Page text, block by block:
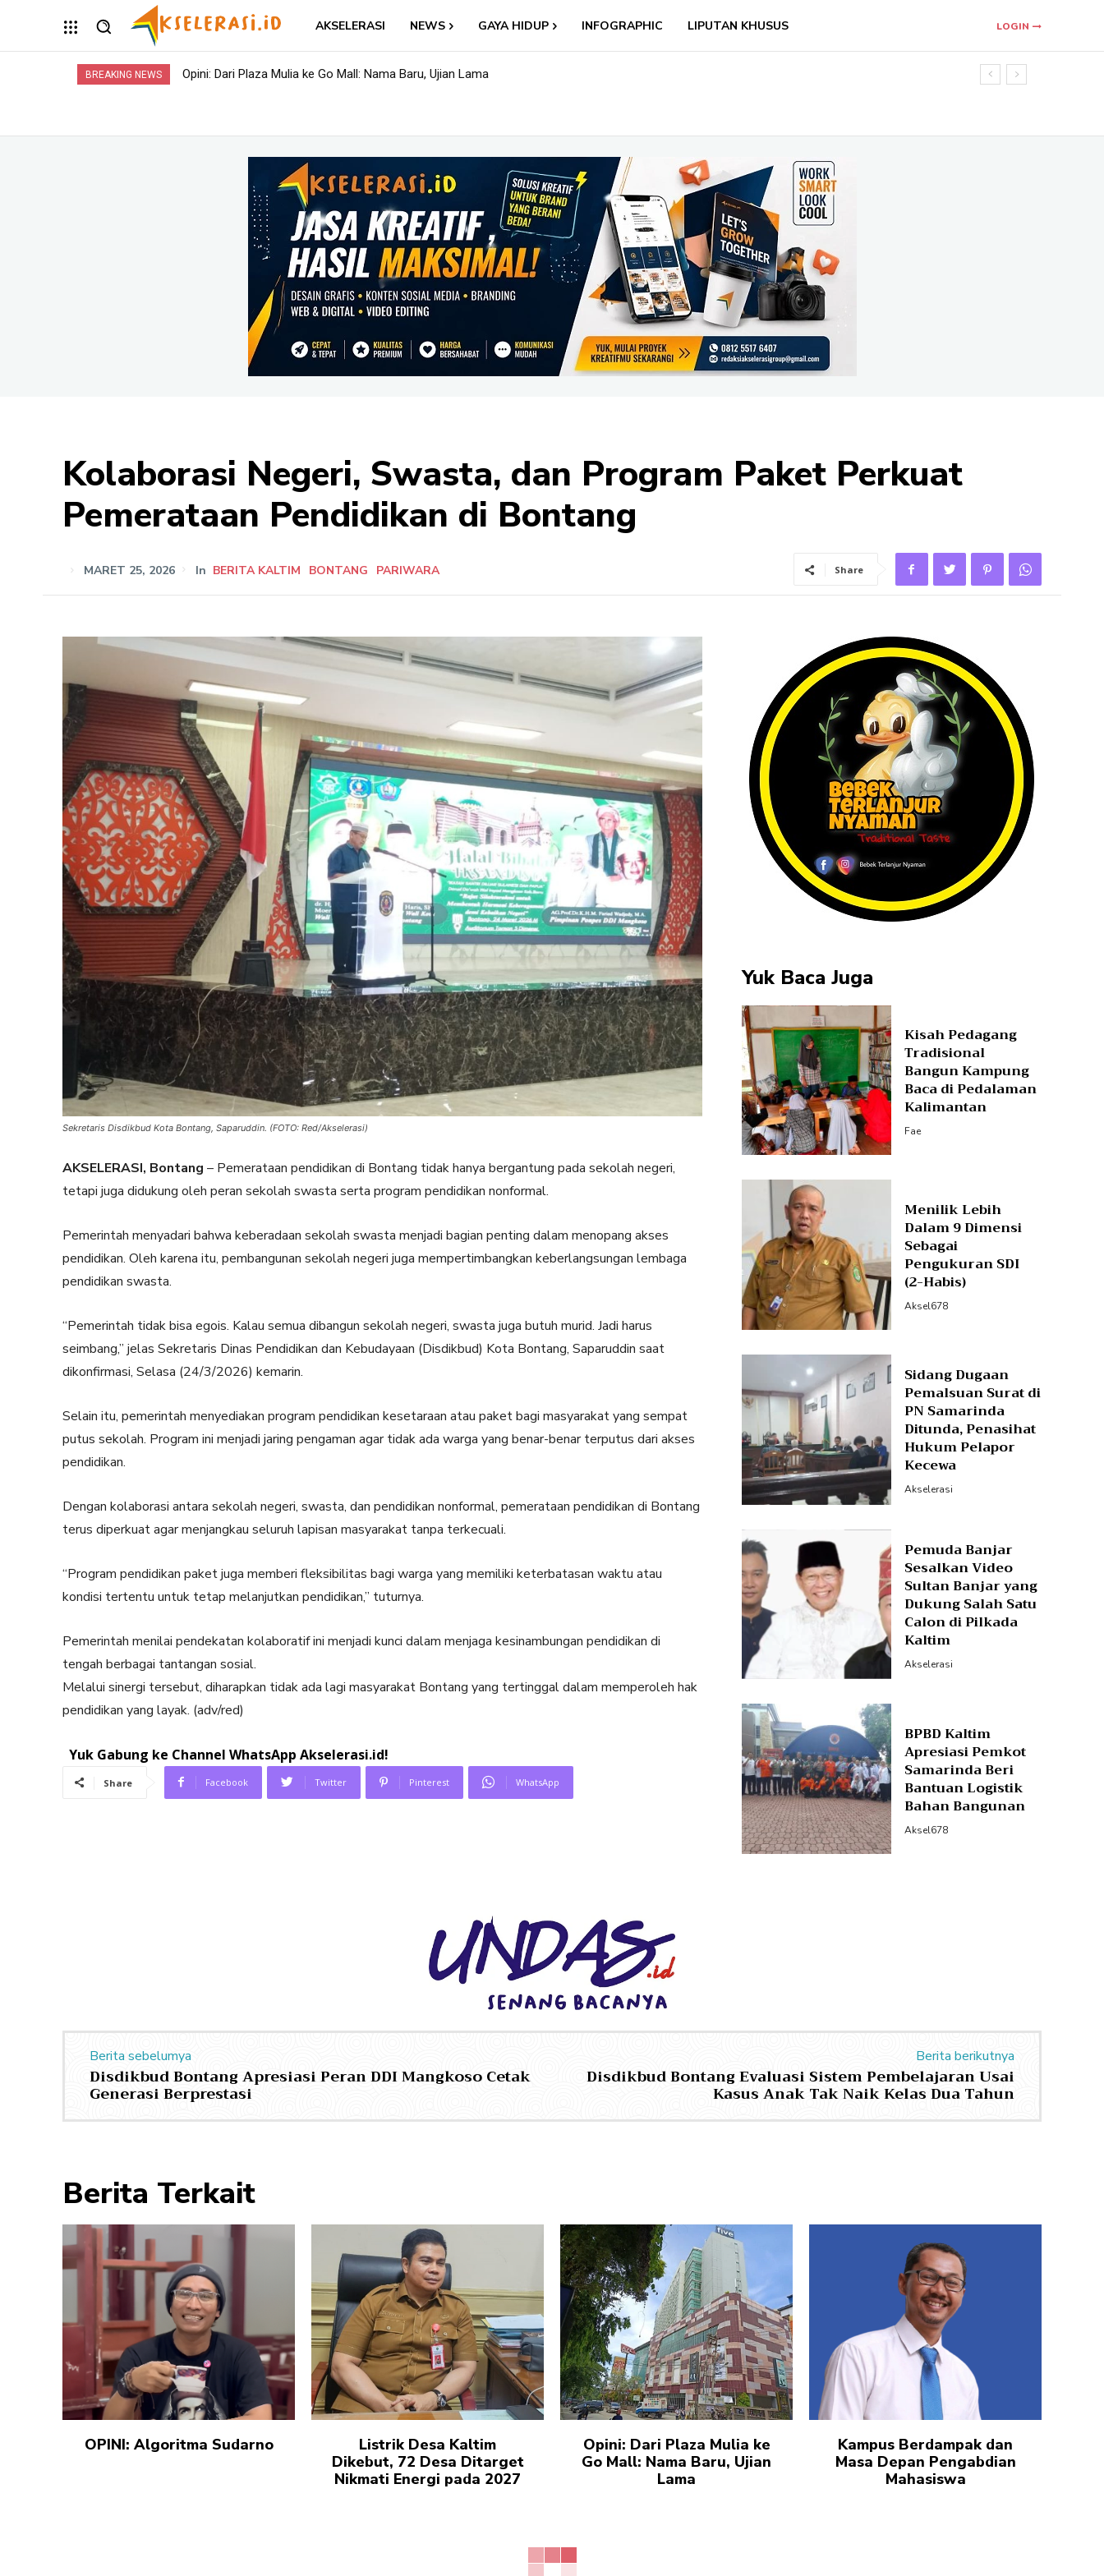
AKSELERASI NEWS GAYA HIDUP INFOGRAPHIC LIPUTAN KHUSUS LOGIN
BREAKING NEWS Opini: Dari Plaza Mulia ke Go Mall: Nama Baru, Ujian Lama
Kolaborasi Negeri, Swasta, dan Program Paket Perkuat
Pemerataan Pendidikan di Bontang
MARET 25, 2026 In BERITA KALTIM BONTANG PARIWARA Share
Sekretaris Disdikbud Kota Bontang, Saparuddin. (FOTO: Red/Akselerasi)
AKSELERASI, Bontang – Pemerataan pendidikan di Bontang tidak hanya bergantung pada sekolah negeri,
tetapi juga didukung oleh peran sekolah swasta serta program pendidikan nonformal.
Pemerintah menyadari bahwa keberadaan sekolah swasta menjadi bagian penting dalam menopang akses
pendidikan. Oleh karena itu, pembangunan sekolah negeri juga mempertimbangkan keberlangsungan lembaga
pendidikan swasta.
“Pemerintah tidak bisa egois. Kalau semua dibangun sekolah negeri, swasta juga butuh murid. Jadi harus
seimbang,” jelas Sekretaris Dinas Pendidikan dan Kebudayaan (Disdikbud) Kota Bontang, Saparuddin saat
dikonfirmasi, Selasa (24/3/2026) kemarin.
Selain itu, pemerintah menyediakan program pendidikan kesetaraan atau paket bagi masyarakat yang sempat
putus sekolah. Program ini menjadi jaring pengaman agar tidak ada warga yang benar-benar terputus dari akses
pendidikan.
Dengan kolaborasi antara sekolah negeri, swasta, dan pendidikan nonformal, pemerataan pendidikan di Bontang
terus diperkuat agar menjangkau seluruh lapisan masyarakat tanpa terkecuali.
“Program pendidikan paket juga memberi fleksibilitas bagi warga yang memiliki keterbatasan waktu atau
kondisi tertentu untuk tetap melanjutkan pendidikan,” tuturnya.
Pemerintah menilai pendekatan kolaboratif ini menjadi kunci dalam menjaga kesinambungan pendidikan di
tengah berbagai tantangan sosial.
Melalui sinergi tersebut, diharapkan tidak ada lagi masyarakat Bontang yang tertinggal dalam memperoleh hak
pendidikan yang layak. (adv/red)
Yuk Gabung ke Channel WhatsApp Akselerasi.id!
Share Facebook Twitter Pinterest WhatsApp
Yuk Baca Juga
Kisah Pedagang
Tradisional
Bangun Kampung
Baca di Pedalaman
Kalimantan
Fae
Menilik Lebih
Dalam 9 Dimensi
Sebagai
Pengukuran SDI
(2-Habis)
Aksel678
Sidang Dugaan
Pemalsuan Surat di
PN Samarinda
Ditunda, Penasihat
Hukum Pelapor
Kecewa
Akselerasi
Pemuda Banjar
Sesalkan Video
Sultan Banjar yang
Dukung Salah Satu
Calon di Pilkada
Kaltim
Akselerasi
BPBD Kaltim
Apresiasi Pemkot
Samarinda Beri
Bantuan Logistik
Bahan Bangunan
Aksel678
Berita sebelumya
Disdikbud Bontang Apresiasi Peran DDI Mangkoso Cetak
Generasi Berprestasi
Berita berikutnya
Disdikbud Bontang Evaluasi Sistem Pembelajaran Usai
Kasus Anak Tak Naik Kelas Dua Tahun
Berita Terkait
OPINI: Algoritma Sudarno
Listrik Desa Kaltim
Dikebut, 72 Desa Ditarget
Nikmati Energi pada 2027
Opini: Dari Plaza Mulia ke
Go Mall: Nama Baru, Ujian
Lama
Kampus Berdampak dan
Masa Depan Pengabdian
Mahasiswa